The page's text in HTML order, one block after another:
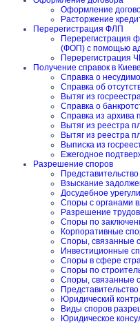
Оформление
Расторжение
Перерегистрация ФЛП
Перерегистрация
(ФОП) с помощью
Перерегистрация
Получение справок в Киеве
Справка о
Справка об
Вытяг из
Справка о
Справка из архива
Вытяг из реестра
Вытяг из реестра
Выписка из
Ежегодное
Разрешение споров
Взыскание
Досудебное
Споры с органами
Разрешение
Споры по
Корпоративные
Споры, связанные
Инвестиционные
Споры в сфере
Споры по
Споры, связанные
Юридический
Виды споров
Юридическое